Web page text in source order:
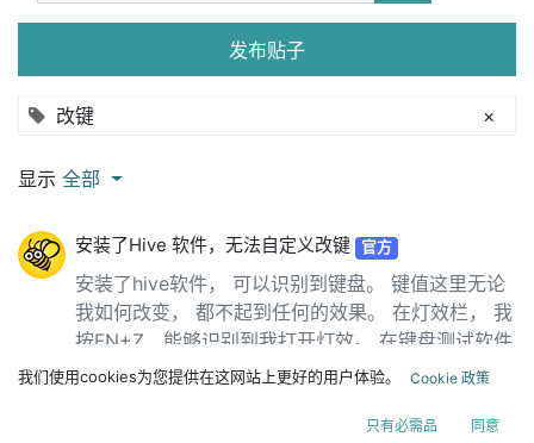
改键 ×
发布贴子
显示 全部
安装了Hive 软件，无法自定义改键 官方
安装了hive软件， 可以识别到键盘。 键值这里无论
我如何改变， 都不起到任何的效果。 在灯效栏， 我
按FN+Z，能够识别到我打开灯效。 在键盘测试软件
里面， WIN键和ALT键的位置， 和真实键盘上的位
WIN键以及ALT键， 寻求帮助。 在这里放置您的问
我们使用cookies为您提供在这网站上更好的用户体验。 Cookie 政策
只有必需品 同意